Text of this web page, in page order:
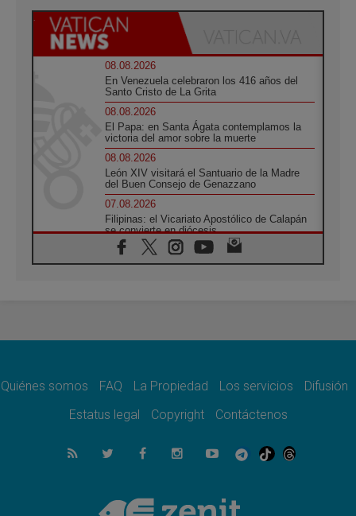
08.08.2026
En Venezuela celebraron los 416 años del
Santo Cristo de La Grita
08.08.2026
El Papa: en Santa Ágata contemplamos la
victoria del amor sobre la muerte
08.08.2026
León XIV visitará el Santuario de la Madre
del Buen Consejo de Genazzano
07.08.2026
Filipinas: el Vicariato Apostólico de Calapán
se convierte en diócesis
07.08.2026
Honduras: Los desplazados invisibles de una
07.08.2026
07.08.2026
revelación de Dios lo transfigura
Presentada la Trienal de Arte de las
Universidades Católicas: «Exercises in
Fortunatus Nwachukwu: la comunicación
Quiénes somos FAQ La Propiedad Los servicios
Difusión
Estatus legal
Copyright Contáctenos